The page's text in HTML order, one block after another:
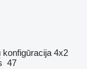
konfigūracija 4x2
47